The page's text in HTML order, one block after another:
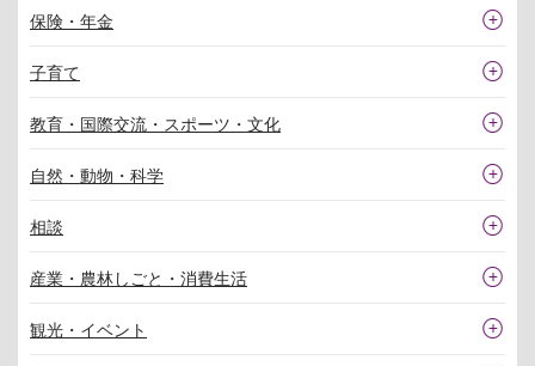
保険・年金
子育て
教育・国際交流・スポーツ・文化
自然・動物・科学
相談
産業・農林しごと・消費生活
観光・イベント